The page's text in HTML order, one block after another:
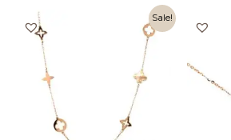
Sale!
Первоначальная
Текущая
цена:
517,00 €.